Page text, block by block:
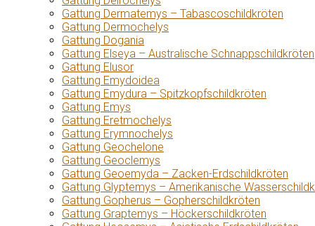
Gattung Dermatemys – Tabascoschildkröten
Gattung Dermochelys
Gattung Dogania
Gattung Elseya – Australische Schnappschildkröten
Gattung Elusor
Gattung Emydoidea
Gattung Emydura – Spitzkopfschildkröten
Gattung Emys
Gattung Eretmochelys
Gattung Erymnochelys
Gattung Geochelone
Gattung Geoclemys
Gattung Geoemyda – Zacken-Erdschildkröten
Gattung Glyptemys – Amerikanische
Gattung Gopherus – Gopherschildkröten
Gattung Graptemys – Höckerschildkröten